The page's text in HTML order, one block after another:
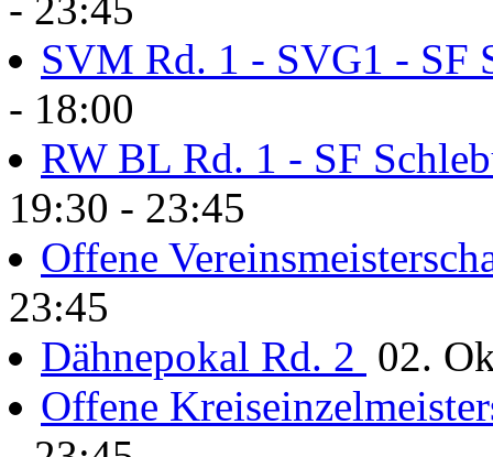
SVM Rd. 1 - SVG1 - SF
- 18:00
RW BL Rd. 1 - SF
19:30 - 23:45
Offene
23:45
Dähnepokal Rd. 2 02.
Offene